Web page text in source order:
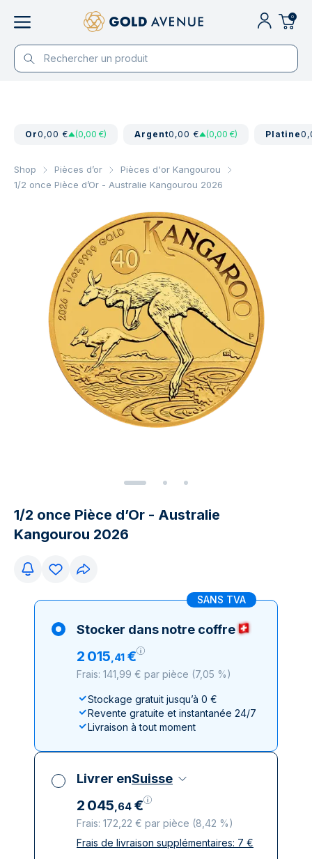
0
Or0,00 € (0,00 €) Argent0,00 € (0,00 €) Platine
Shop Pièces d’or
Pièces d'or Kangourou
1/2 once Pièce d’Or - Australie Kangourou 2026
1/2 once Pièce d’Or - Australie
Kangourou 2026
SANS TVA
Stocker dans notre coffre
2 015,41 €
Frais: 141,99 € par pièce (7,05 %)
Stockage gratuit jusqu’à 0 €
Revente gratuite et instantanée 24/7
Livraison à tout moment
Livrer enSuisse
2 045,64 €
Frais: 172,22 € par pièce (8,42 %)
Toutes taxes comprises
Frais de livraison supplémentaires: 7 €